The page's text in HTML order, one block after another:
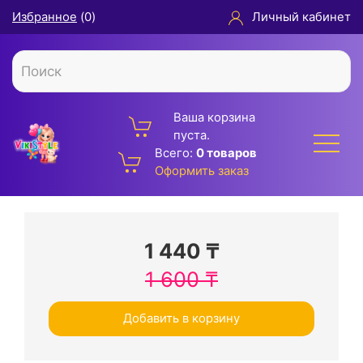
Избранное (0) Личный кабинет
Ваша корзина
пуста.
Всего: 0 товаров
Оформить заказ
1 440 ₸
1 600₸
Добавить в корзину